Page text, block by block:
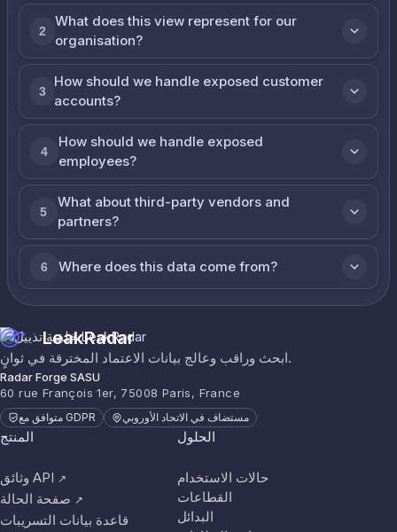
2
What does this view represent for our
organisation?
3
How should we handle exposed customer
accounts?
4
How should we handle exposed
employees?
5
What about third-party vendors and
partners?
6 Where does this data come from?
LeakRadar
ابحث وراقب وعالج بيانات الاعتماد المخترقة في ثوانٍ.
Radar Forge SASU
60 rue François 1er, 75008 Paris, France
متوافق مع GDPR مستضاف في الاتحاد الأوروبي
المنتج
وثائق API ↗
صفحة الحالة ↗
قاعدة بيانات التسريبات
الحلول
حالات الاستخدام
القطاعات
البدائل